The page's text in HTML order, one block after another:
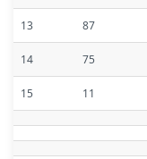
13 87
14 75
15 11